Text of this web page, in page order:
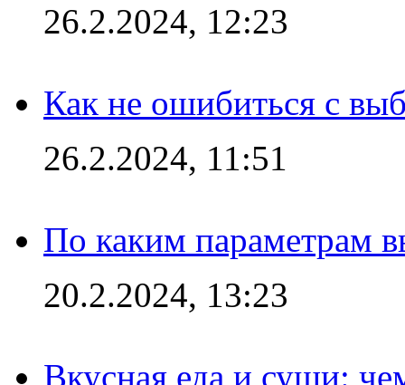
26.2.2024, 12:23
Как не ошибиться с
26.2.2024, 11:51
По каким параметрам
20.2.2024, 13:23
Вкусная еда и суши: